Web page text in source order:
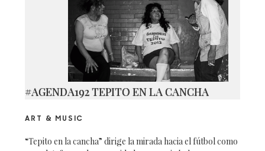
#AGENDA192 TEPITO EN LA CANCHA
ART & MUSIC
“Tepito en la cancha” dirige la mirada hacia el fútbol como